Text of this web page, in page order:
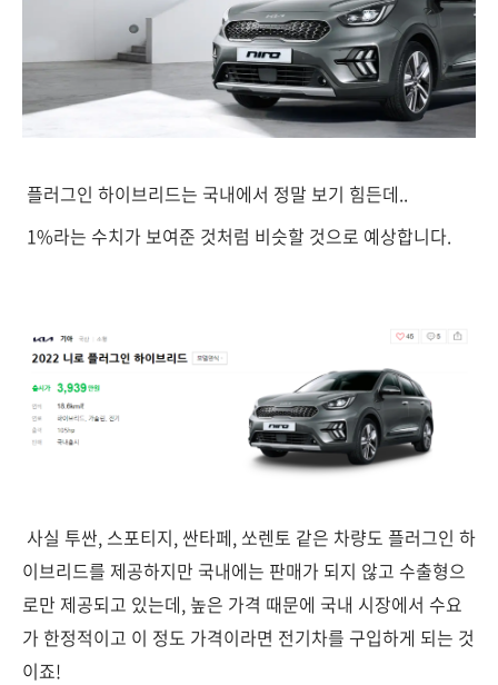
플러그인 하이브리드는 국내에서 정말 보기 힘든데..
1%라는 수치가 보여준 것처럼 비슷할 것으로 예상합니다.
사실 투싼, 스포티지, 싼타페, 쏘렌토 같은 차량도 플러그인 하
이브리드를 제공하지만 국내에는 판매가 되지 않고 수출형으
로만 제공되고 있는데, 높은 가격 때문에 국내 시장에서 수요
가 한정적이고 이 정도 가격이라면 전기차를 구입하게 되는 것
이죠!